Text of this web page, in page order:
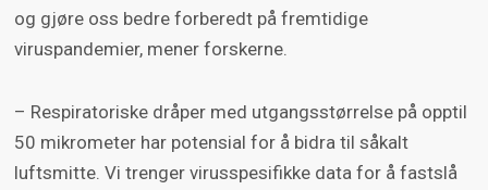
og gjøre oss bedre forberedt på fremtidige
viruspandemier, mener forskerne.
– Respiratoriske dråper med utgangsstørrelse på opptil
50 mikrometer har potensial for å bidra til såkalt
luftsmitte. Vi trenger virusspesifikke data for å fastslå